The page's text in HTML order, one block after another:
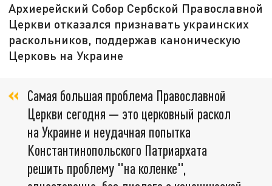
Архиерейский Собор Сербской Православной
Церкви отказался признавать украинских
раскольников, поддержав каноническую
Церковь на Украине
Самая большая проблема Православной
Церкви сегодня — это церковный раскол
на Украине и неудачная попытка
Константинопольского Патриархата
решить проблему "на коленке",